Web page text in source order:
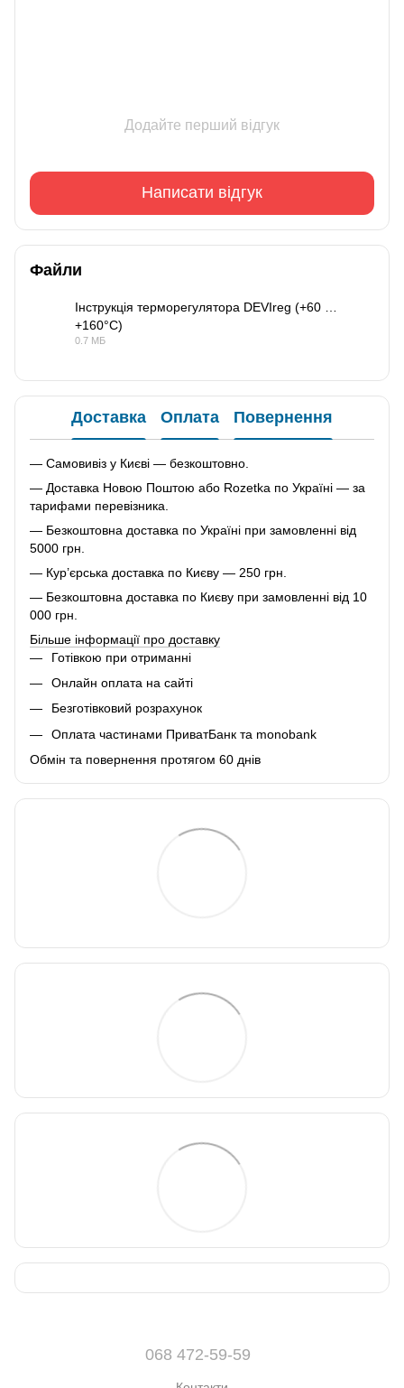
Додайте перший відгук
Написати відгук
Файли
Інструкція терморегулятора DEVIreg (+60 …
+160°C)
0.7 МБ
Доставка Оплата Повернення
— Самовивіз у Києві — безкоштовно.
— Доставка Новою Поштою або Rozetka по Україні — за
тарифами перевізника.
— Безкоштовна доставка по Україні при замовленні від
5000 грн.
— Кур’єрська доставка по Києву — 250 грн.
— Безкоштовна доставка по Києву при замовленні від 10
000 грн.
Більше інформації про доставку
Готівкою при отриманні
Онлайн оплата на сайті
Безготівковий розрахунок
Оплата частинами ПриватБанк та monobank
Обмін та повернення протягом 60 днів
068 472-59-59